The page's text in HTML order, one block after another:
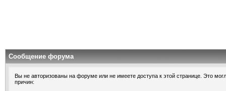
Сообщение форума
Вы не авторизованы на форуме или не имеете доступа к этой странице. Это
причин: